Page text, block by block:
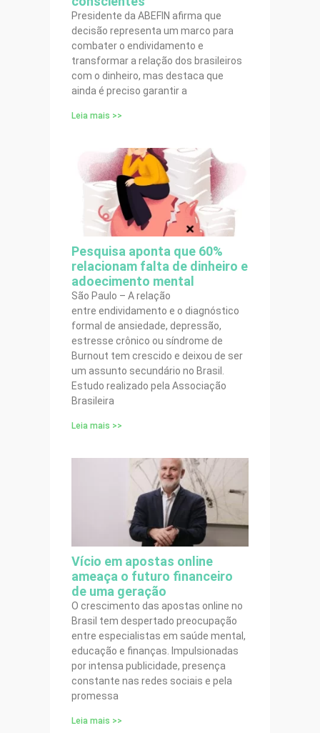
Presidente da ABEFIN afirma que
decisão representa um marco para
combater o endividamento e
transformar a relação dos brasileiros
com o dinheiro, mas destaca que
ainda é preciso garantir a
Leia mais >>
Pesquisa aponta que 60%
relacionam falta de dinheiro e
adoecimento mental
São Paulo – A relação
entre endividamento e o diagnóstico
formal de ansiedade, depressão,
estresse crônico ou síndrome de
Burnout tem crescido e deixou de ser
um assunto secundário no Brasil.
Estudo realizado pela Associação
Brasileira
Leia mais >>
Vício em apostas online
ameaça o futuro financeiro
de uma geração
O crescimento das apostas online no
Brasil tem despertado preocupação
entre especialistas em saúde mental,
educação e finanças. Impulsionadas
por intensa publicidade, presença
constante nas redes sociais e pela
promessa
Leia mais >>